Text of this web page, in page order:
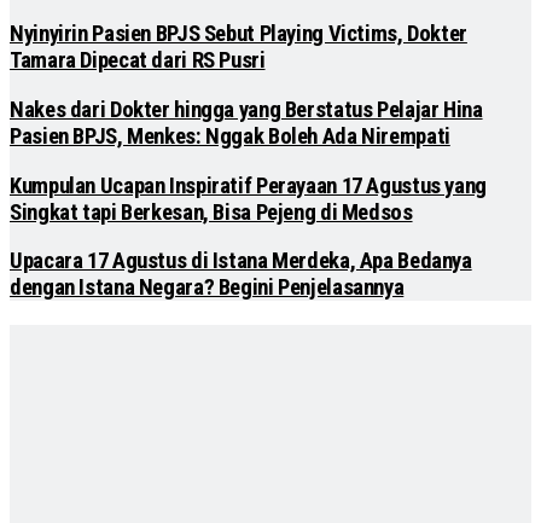
Nyinyirin Pasien BPJS Sebut Playing Victims, Dokter
Tamara Dipecat dari RS Pusri
Nakes dari Dokter hingga yang Berstatus Pelajar Hina
Pasien BPJS, Menkes: Nggak Boleh Ada Nirempati
Kumpulan Ucapan Inspiratif Perayaan 17 Agustus yang
Singkat tapi Berkesan, Bisa Pejeng di Medsos
Upacara 17 Agustus di Istana Merdeka, Apa Bedanya
dengan Istana Negara? Begini Penjelasannya